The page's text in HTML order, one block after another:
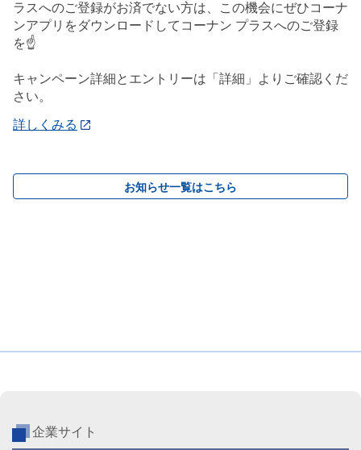
ラスへのご登録がお済でない方は、この機会にぜひコーナ
ンアプリをダウンロードしてコーナン プラスへのご登録
を☝️
キャンペーン詳細とエントリーは「詳細」よりご確認くだ
さい。
詳しくみる
お知らせ一覧はこちら
企業サイト